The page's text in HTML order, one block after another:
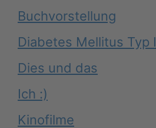
Buchvorstellung
Diabetes Mellitus Typ I
Dies und das
Ich :)
Kinofilme